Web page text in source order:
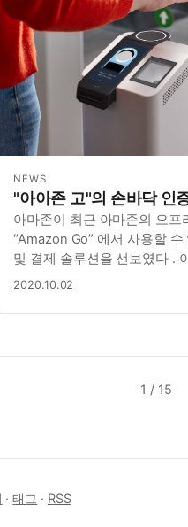
NEWS
"아아존 고"의 손바닥 인
아마존이 최근 아마존의 오프
“Amazon Go” 에서 사용할
및 결제 솔루션을 선보였다 .
One 솔루션 향후 스타디움이
홀푸드마켓까지.
2020.10.02
1 / 15
·태그 · RSS